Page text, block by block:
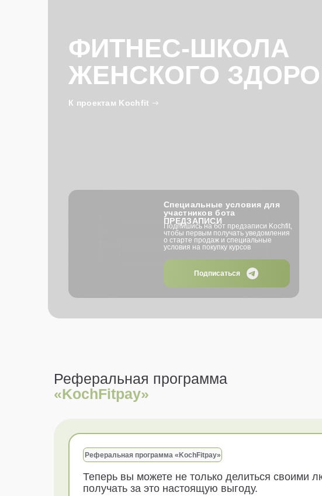
ФИТНЕС-ШКОЛА
ЖЕНСКОГО
К проектам Kochfit
Подпишись на бот предзаписи Kochfit,
чтобы первым получать уведомления
о старте продаж и специальные
условия на покупку курсов
Специальные условия для
участников бота
ПРЕДЗАПИСИ
Подписаться
Реферальная программа «KochFitpay»
Теперь вы можете не только делиться своими
получать за это настоящую выгоду.
Реферальная программа
«KochFitpay»